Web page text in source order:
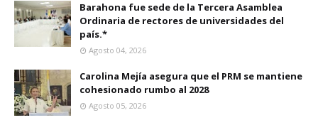
Barahona fue sede de la Tercera Asamblea
Ordinaria de rectores de universidades del
país.*
Agosto 04, 2026
Carolina Mejía asegura que el PRM se mantiene
cohesionado rumbo al 2028
Agosto 05, 2026